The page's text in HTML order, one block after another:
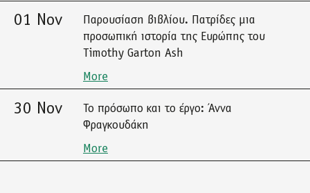
01 Nov
Παρουσίαση βιβλίου. Πατρίδες μια
προσωπική ιστορία της Ευρώπης του
Timothy Garton Ash
More
30 Nov
Το πρόσωπο και το έργο: Άννα
Φραγκουδάκη
More